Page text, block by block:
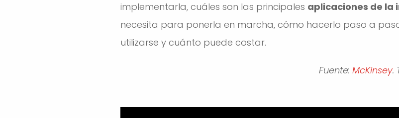
implementarla, cuáles son las principales aplicaciones de
necesita para ponerla en marcha, cómo hacerlo paso a
utilizarse y cuánto puede costar.
Fuente:McKinsey.